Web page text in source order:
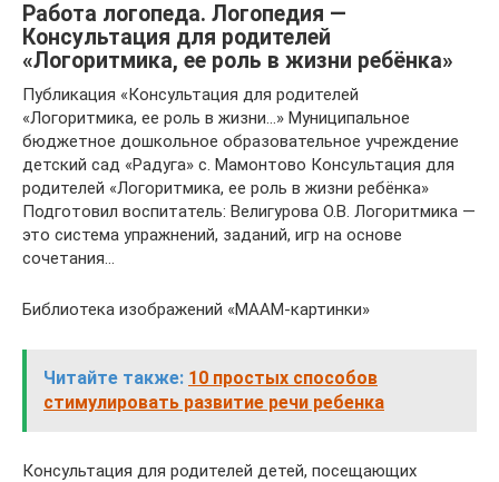
Работа логопеда. Логопедия —
Консультация для родителей
«Логоритмика, ее роль в жизни ребёнка»
Публикация «Консультация для родителей
«Логоритмика, ее роль в жизни…» Муниципальное
бюджетное дошкольное образовательное учреждение
детский сад «Радуга» с. Мамонтово Консультация для
родителей «Логоритмика, ее роль в жизни ребёнка»
Подготовил воспитатель: Велигурова О.В. Логоритмика —
это система упражнений, заданий, игр на основе
сочетания…
Библиотека изображений «МААМ-картинки»
Читайте также: 10 простых способов
стимулировать развитие речи ребенка
Консультация для родителей детей, посещающих